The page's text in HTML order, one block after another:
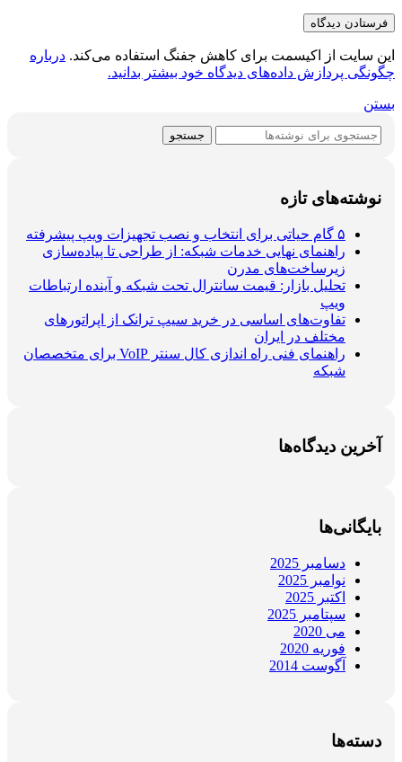
این سایت از اکیسمت برای کاهش جفنگ استفاده می‌کند. درباره
چگونگی پردازش داده‌های دیدگاه خود بیشتر بدانید.
بستن
جستجو
نوشته‌های تازه
۵ گام حیاتی برای انتخاب و نصب تجهیزات ویپ پیشرفته
راهنمای نهایی خدمات شبکه: از طراحی تا پیاده‌سازی
زیرساخت‌های مدرن
تحلیل بازار: قیمت سانترال تحت شبکه و آینده ارتباطات
ویپ
تفاوت‌های اساسی در خرید سیپ ترانک از اپراتورهای
مختلف در ایران
راهنمای فنی راه اندازی کال سنتر VoIP برای متخصصان
شبکه
آخرین دیدگاه‌ها
بایگانی‌ها
دسامبر 2025
نوامبر 2025
اکتبر 2025
سپتامبر 2025
می 2020
فوریه 2020
آگوست 2014
دسته‌ها